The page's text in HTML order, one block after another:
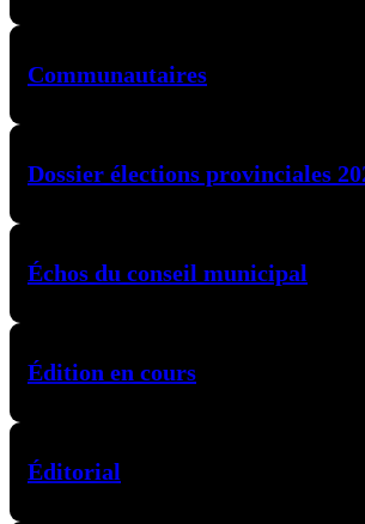
Communautaires
Dossier élections provinciales
Échos du conseil municipal
Édition en cours
Éditorial